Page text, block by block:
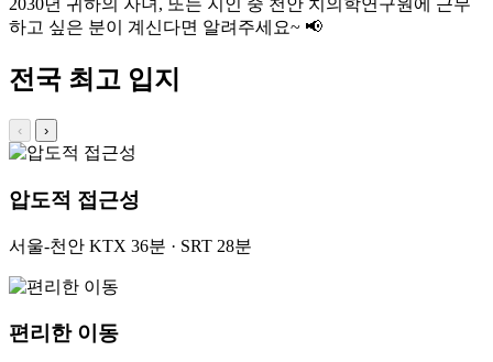
2030년 귀하의 자녀, 또는 지인 중 천안 치의학연구원에 근무
하고 싶은 분이 계신다면 알려주세요~ 📢
전국 최고 입지
‹ ›
압도적 접근성
서울-천안 KTX 36분 · SRT 28분
편리한 이동